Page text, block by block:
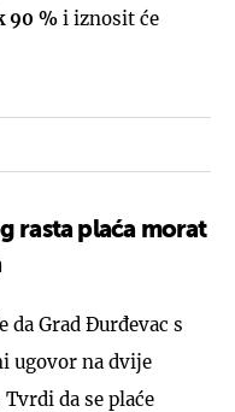
90 % i iznosit će
rasta plaća morat
da Grad Đurđevac s
ugovor na dvije
da se plaće